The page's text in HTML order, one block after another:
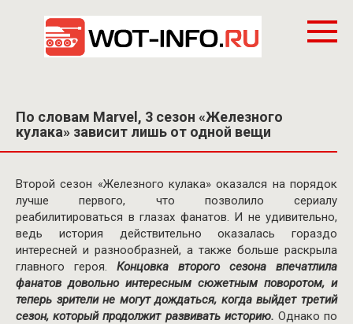
контенту
По словам Marvel, 3 сезон «Железного
кулака» зависит лишь от одной вещи
Второй сезон «Железного кулака» оказался на порядок
лучше первого, что позволило сериалу
реабилитироваться в глазах фанатов. И не удивительно,
ведь история действительно оказалась гораздо
интересней и разнообразней, а также больше раскрыла
главного героя. Концовка второго сезона впечатлила
фанатов довольно интересным сюжетным поворотом, и
теперь зрители не могут дождаться, когда выйдет третий
сезон, который продолжит развивать историю. Однако по